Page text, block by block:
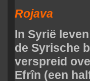
Rojava
In Syrië
de Syrische
verspreid
Efrîn (een